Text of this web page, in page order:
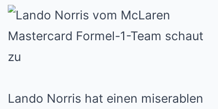
Lando Norris hat einen miserablen